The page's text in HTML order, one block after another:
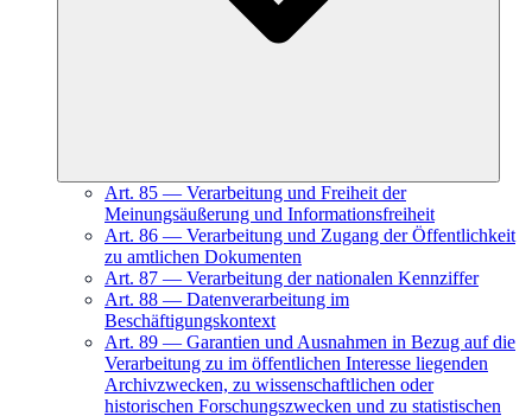
Art. 85 — Verarbeitung und Freiheit der
Meinungsäußerung und Informationsfreiheit
Art. 86 — Verarbeitung und Zugang der Öffentlichkeit
zu amtlichen Dokumenten
Art. 87 — Verarbeitung der nationalen Kennziffer
Art. 88 — Datenverarbeitung im
Beschäftigungskontext
Art. 89 — Garantien und Ausnahmen in Bezug auf die
Verarbeitung zu im öffentlichen Interesse liegenden
Archivzwecken, zu wissenschaftlichen oder
historischen Forschungszwecken und zu statistischen